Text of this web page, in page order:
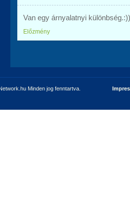
Van egy árnyalatnyi különbség.:))
Előzmény
Minden jog fenntartva.